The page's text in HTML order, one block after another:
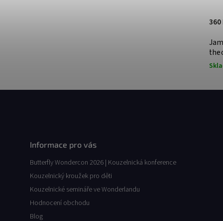
360
Informace pro vás
Butterfly Wondercon 2026 | Kouzelnická konference
Kouzelnický kroužek pro děti
Kouzelnické semináře ve Wonderlandu
Hodnocení obchodu
Blog